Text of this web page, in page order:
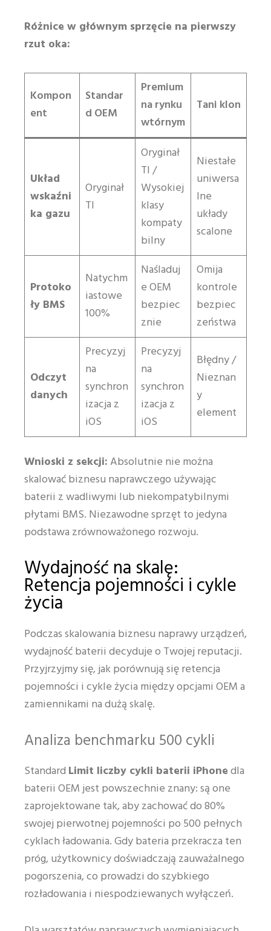
Różnice w głównym sprzęcie na pierwszy
rzut oka:
Kompon
ent
Standar
d OEM
Premium
na rynku
wtórnym
Tani klon
Układ
wskaźni
ka gazu
Oryginał
TI
Oryginał
TI /
Wysokiej
klasy
kompaty
bilny
Niestałe
uniwersa
lne
układy
scalone
Protoko
ły BMS
Natychm
iastowe
100%
Naśladuj
e OEM
bezpiec
znie
Omija
kontrole
bezpiec
zeństwa
Odczyt
danych
Precyzyj
na
synchron
izacja z
iOS
Precyzyj
na
synchron
izacja z
iOS
Błędny /
Nieznan
y
element
Wnioski z sekcji:Absolutnie nie można
skalować biznesu naprawczego używając
baterii z wadliwymi lub niekompatybilnymi
płytami BMS. Niezawodne sprzęt to jedyna
podstawa zrównoważonego rozwoju.
Wydajność na skalę:
Retencja pojemności i cykle
życia
Podczas skalowania biznesu naprawy urządzeń,
wydajność baterii decyduje o Twojej reputacji.
Przyjrzyjmy się, jak porównują się retencja
pojemności i cykle życia między opcjami OEM a
zamiennikami na dużą skalę.
Analiza benchmarku 500 cykli
Standard Limit liczby cykli baterii iPhonedla
baterii OEM jest powszechnie znany: są one
zaprojektowane tak, aby zachować do 80%
swojej pierwotnej pojemności po 500 pełnych
cyklach ładowania. Gdy bateria przekracza ten
próg, użytkownicy doświadczają zauważalnego
pogorszenia, co prowadzi do szybkiego
rozładowania i niespodziewanych wyłączeń.